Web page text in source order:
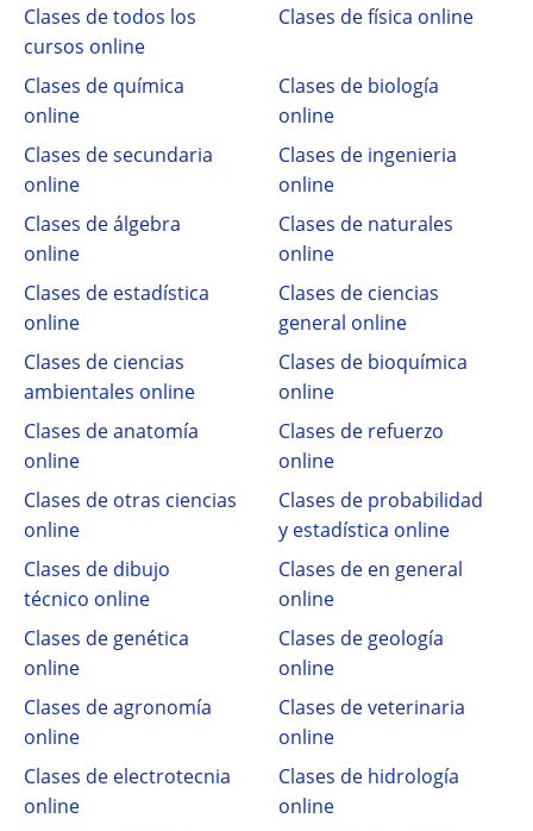
Clases de todos los
cursos online
Clases de física online
Clases de química
online
Clases de biología
online
Clases de secundaria
online
Clases de ingenieria
online
Clases de álgebra
online
Clases de naturales
online
Clases de estadística
online
Clases de ciencias
general online
Clases de ciencias
ambientales online
Clases de bioquímica
online
Clases de anatomía
online
Clases de refuerzo
online
Clases de otras ciencias
online
Clases de probabilidad
y estadística online
Clases de dibujo
técnico online
Clases de en general
online
Clases de genética
online
Clases de geología
online
Clases de agronomía
online
Clases de veterinaria
online
Clases de electrotecnia
online
Clases de hidrología
online